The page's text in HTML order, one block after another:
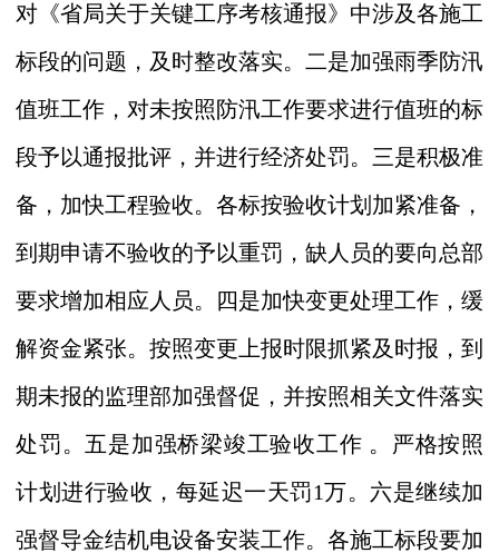
对《省局关于关键工序考核通报》中涉及各施工
标段的问题，及时整改落实。二是加强雨季防汛
值班工作，对未按照防汛工作要求进行值班的标
段予以通报批评，并进行经济处罚。三是积极准
备，加快工程验收。各标按验收计划加紧准备，
到期申请不验收的予以重罚，缺人员的要向总部
要求增加相应人员。四是加快变更处理工作，缓
解资金紧张。按照变更上报时限抓紧及时报，到
期未报的监理部加强督促，并按照相关文件落实
处罚。五是加强桥梁竣工验收工作 。严格按照
计划进行验收，每延迟一天罚1万。六是继续加
强督导金结机电设备安装工作。各施工标段要加